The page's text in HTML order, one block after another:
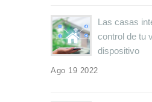
Las casas
control de tu
dispositivo
Ago 19 2022